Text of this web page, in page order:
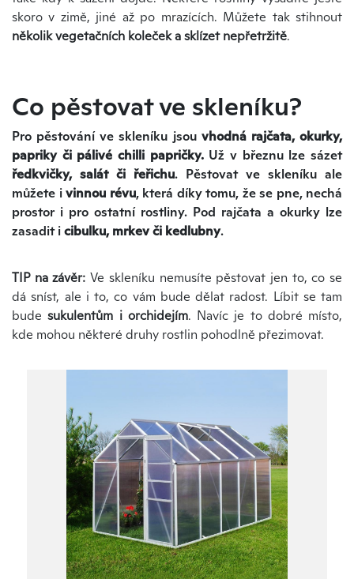
skoro v zimě, jiné až po mrazících. Můžete tak stihnout
několik vegetačních koleček a sklízet nepřetržitě.
Co pěstovat ve skleníku?
Pro pěstování ve skleníku jsou vhodná rajčata, okurky,
papriky či pálivé chilli papričky.Už v březnu lze sázet
ředkvičky, salát či řeřichu. Pěstovat ve skleníku ale
můžete ivinnou révu, která díky tomu, že se pne, nechá
prostor i pro ostatní rostliny. Pod rajčata a okurky lze
zasadit icibulku, mrkev či kedlubny.
TIP na závěr: Ve skleníku nemusíte pěstovat jen to, co se
dá sníst, ale i to, co vám bude dělat radost. Líbit se tam
budesukulentům i orchidejím. Navíc je to dobré místo,
kde mohou některé druhy rostlin pohodlně přezimovat.